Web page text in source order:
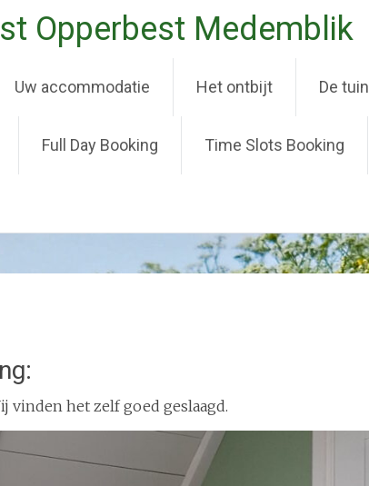
Opperbest Medemblik
Uw accommodatie Het ontbijt De tuin
Full Day Booking Time Slots Booking
vinden het zelf goed geslaagd.